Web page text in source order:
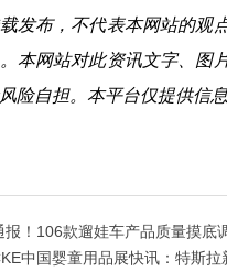
发布，不代表本网站的观
本网站对此资讯文字、图
险自担。本平台仅提供信
报！106款遛娃车产品质量摸底
中国婴童用品展快讯：特斯